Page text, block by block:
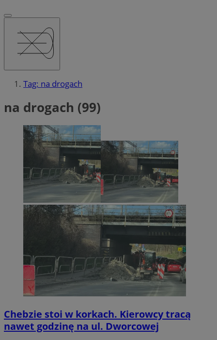
Tag: na drogach
na drogach (99)
Chebzie stoi w korkach. Kierowcy tracą
nawet godzinę na ul. Dworcowej